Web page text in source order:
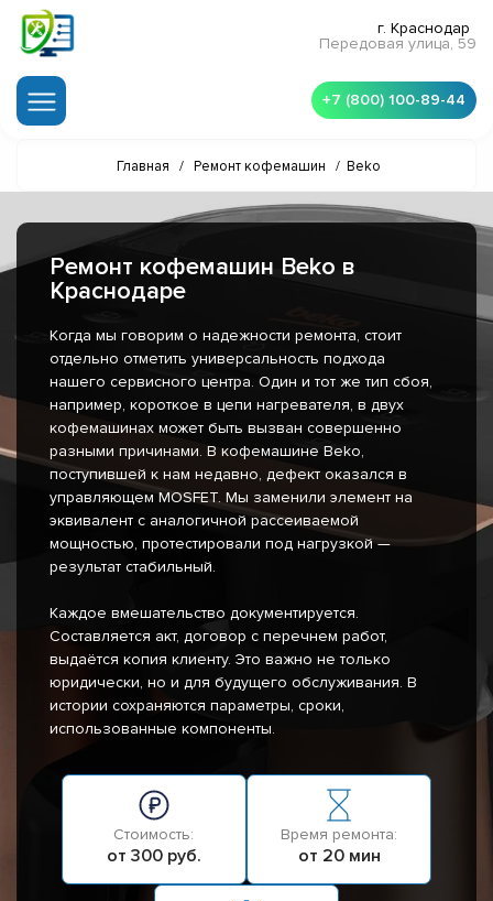
г. Краснодар
Передовая улица, 59
+7 (800) 100-89-44
Главная / Ремонт кофемашин / Beko
Ремонт кофемашин Beko в
Краснодаре
Когда мы говорим о надежности ремонта, стоит
отдельно отметить универсальность подхода
нашего сервисного центра. Один и тот же тип сбоя,
например, короткое в цепи нагревателя, в двух
кофемашинах может быть вызван совершенно
разными причинами. В кофемашине Beko,
поступившей к нам недавно, дефект оказался в
управляющем MOSFET. Мы заменили элемент на
эквивалент с аналогичной рассеиваемой
мощностью, протестировали под нагрузкой —
результат стабильный.
Каждое вмешательство документируется.
Составляется акт, договор с перечнем работ,
выдаётся копия клиенту. Это важно не только
юридически, но и для будущего обслуживания. В
истории сохраняются параметры, сроки,
использованные компоненты.
Стоимость:
от 300 руб.
Время ремонта:
от 20 мин